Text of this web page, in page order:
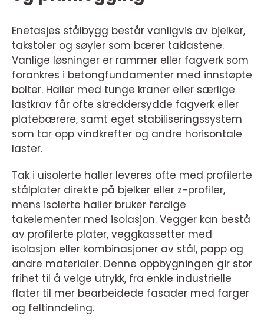
Enetasjes stålbygg består vanligvis av bjelker,
takstoler og søyler som bærer taklastene.
Vanlige løsninger er rammer eller fagverk som
forankres i betongfundamenter med innstøpte
bolter. Haller med tunge kraner eller særlige
lastkrav får ofte skreddersydde fagverk eller
platebærere, samt eget stabiliseringssystem
som tar opp vindkrefter og andre horisontale
laster.
Tak i uisolerte haller leveres ofte med profilerte
stålplater direkte på bjelker eller z-profiler,
mens isolerte haller bruker ferdige
takelementer med isolasjon. Vegger kan bestå
av profilerte plater, veggkassetter med
isolasjon eller kombinasjoner av stål, papp og
andre materialer. Denne oppbygningen gir stor
frihet til å velge utrykk, fra enkle industrielle
flater til mer bearbeidede fasader med farger
og feltinndeling.